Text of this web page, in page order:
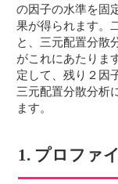
の因子の水準を固
果が得られます。
と、三元配置分散
がこれにあたりま
定して、残り２因
三元配置分散分析
ます。
1. プロファ